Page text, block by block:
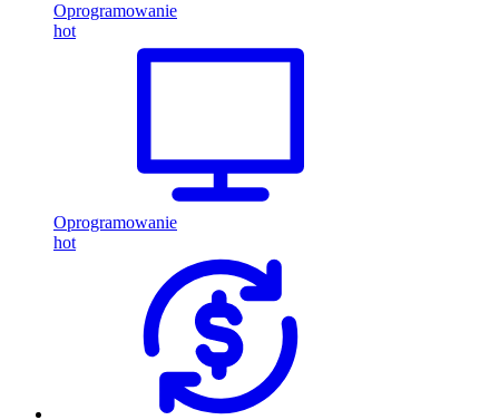
Oprogramowanie
hot
Oprogramowanie
hot